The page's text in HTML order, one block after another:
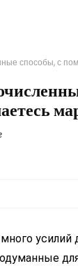
способы, с